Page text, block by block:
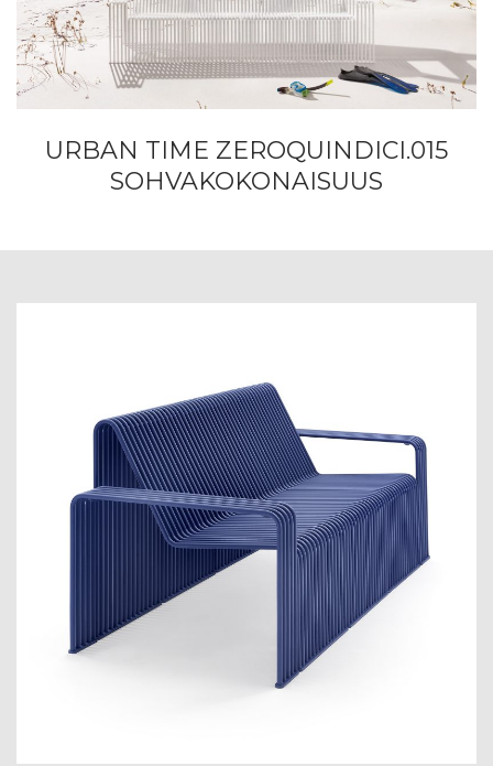
URBAN TIME ZEROQUINDICI.015
SOHVAKOKONAISUUS